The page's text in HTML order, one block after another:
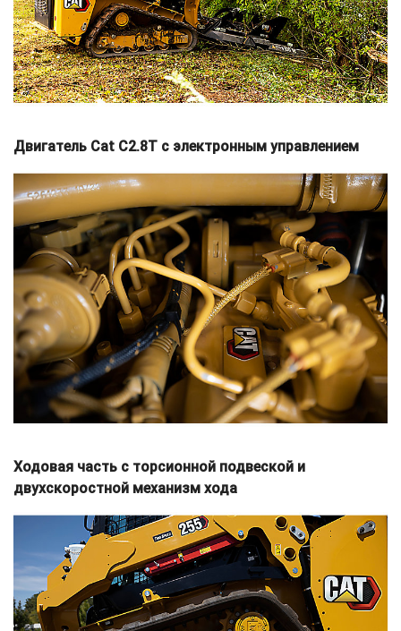
Двигатель Cat C2.8T с электронным управлением
Ходовая часть с торсионной подвеской и
двухскоростной механизм хода